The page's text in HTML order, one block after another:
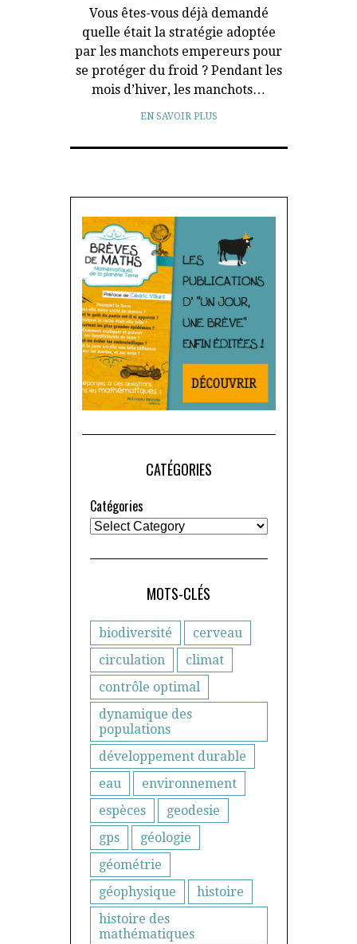
Vous êtes-vous déjà demandé
quelle était la stratégie adoptée
par les manchots empereurs pour
se protéger du froid ? Pendant les
mois d’hiver, les manchots…
EN SAVOIR PLUS
CATÉGORIES
Catégories
MOTS-CLÉS
biodiversité
cerveau
circulation
climat
contrôle optimal
dynamique des
populations
développement durable
eau
environnement
espèces
geodesie
gps
géologie
géométrie
géophysique
histoire
histoire des
mathématiques